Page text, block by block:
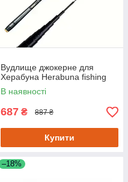
Вудлище джокерне для
Херабуна Herabuna fishing
В наявності
687 ₴ 887 ₴
Купити
–18%